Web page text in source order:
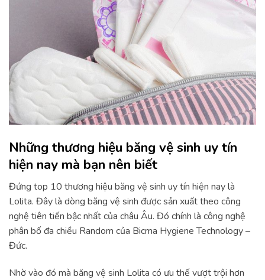
Những thương hiệu băng vệ sinh uy tín
hiện nay mà bạn nên biết
Đứng top 10 thương hiệu băng vệ sinh uy tín hiện nay là
Lolita. Đây là dòng băng vệ sinh được sản xuất theo công
nghệ tiên tiến bậc nhất của châu Âu. Đó chính là công nghệ
phân bố đa chiều Random của Bicma Hygiene Technology –
Đức.
Nhờ vào đó mà băng vệ sinh Lolita có ưu thế vượt trội hơn